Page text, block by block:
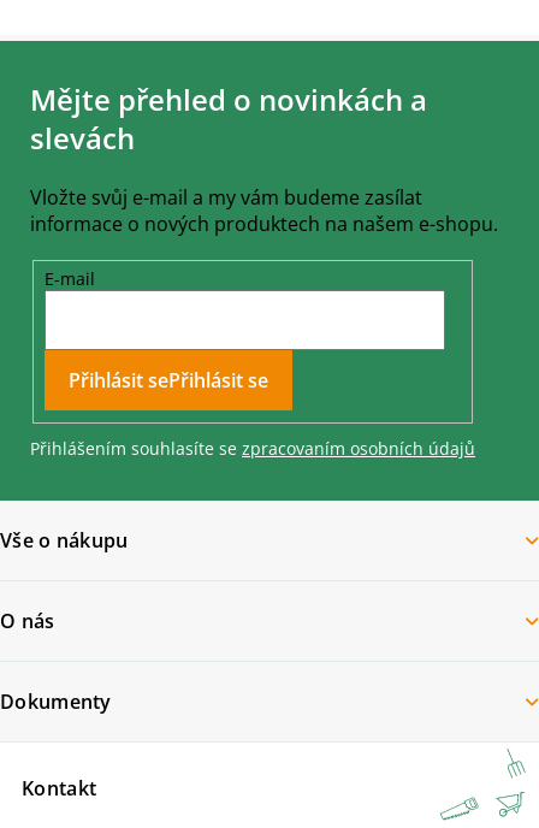
Z
Mějte přehled o novinkách a
slevách
Vložte svůj e-mail a my vám budeme zasílat
informace o nových produktech na našem e-shopu.
E-mail
Přihlásit se
Přihlášením souhlasíte se zpracovaním osobních údajů
Vše o nákupu
O nás
Kontakt
Dokumenty